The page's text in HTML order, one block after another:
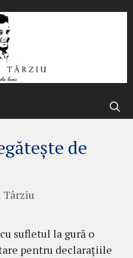
de
Târziu
sufletul la gură o
pentru declarațiile